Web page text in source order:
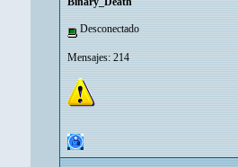
Desconectado
Mensajes: 214